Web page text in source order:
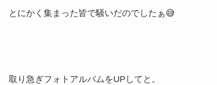
とにかく集まった皆で騒いだのでしたぁ😅
取り急ぎフォトアルバムをUPしてと。